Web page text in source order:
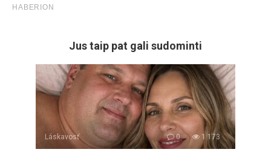
Jus taip pat gali sudominti
Láskavosť 0 1 173